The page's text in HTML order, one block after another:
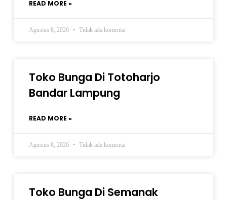
READ MORE »
Agustus 8, 2026 Tidak ada komentar
Toko Bunga Di Totoharjo
Bandar Lampung
READ MORE »
Agustus 8, 2026 Tidak ada komentar
Toko Bunga Di Semanak